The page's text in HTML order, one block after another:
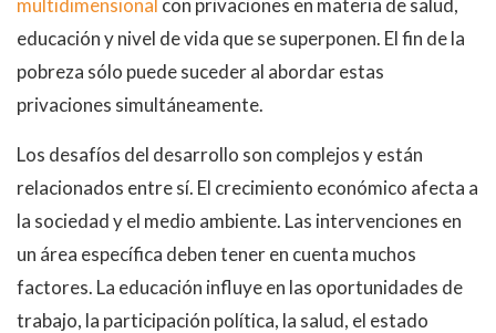
multidimensional con privaciones en materia de salud,
educación y nivel de vida que se superponen. El fin de la
pobreza sólo puede suceder al abordar estas
privaciones simultáneamente.
Los desafíos del desarrollo son complejos y están
relacionados entre sí. El crecimiento económico afecta a
la sociedad y el medio ambiente. Las intervenciones en
un área específica deben tener en cuenta muchos
factores. La educación influye en las oportunidades de
trabajo, la participación política, la salud, el estado